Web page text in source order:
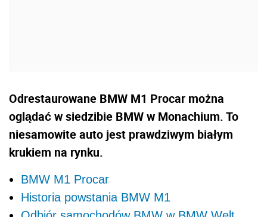
Odrestaurowane BMW M1 Procar można
oglądać w siedzibie BMW w Monachium. To
niesamowite auto jest prawdziwym białym
krukiem na rynku.
BMW M1 Procar
Historia powstania BMW M1